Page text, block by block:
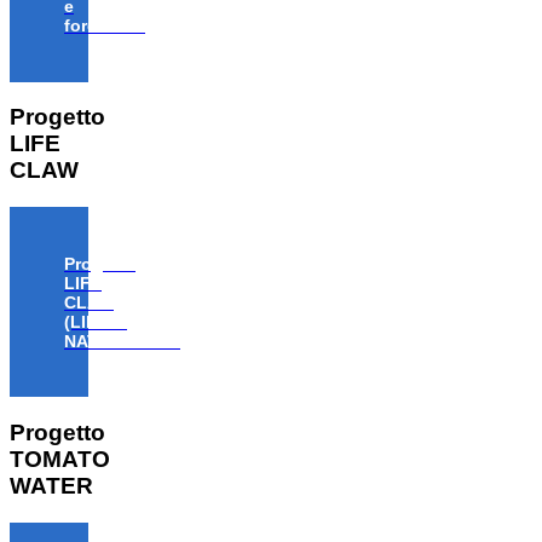
e
forestale”
Progetto
LIFE
CLAW
Progetto
LIFE
CLAW
(LIFE18
NAT/IT/000806)
Progetto
TOMATO
WATER